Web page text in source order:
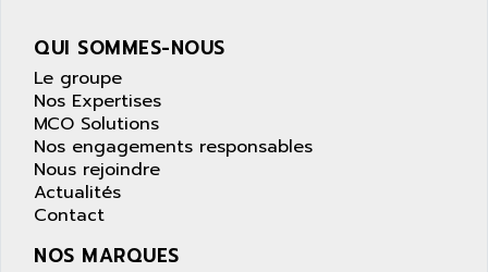
QUI SOMMES-NOUS
Le groupe
Nos Expertises
MCO Solutions
Nos engagements responsables
Nous rejoindre
Actualités
Contact
NOS MARQUES